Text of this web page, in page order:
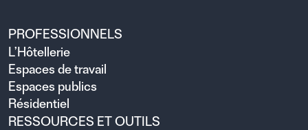
PROFESSIONNELS
L’Hôtellerie
Espaces de travail
Espaces publics
Résidentiel
RESSOURCES ET OUTILS